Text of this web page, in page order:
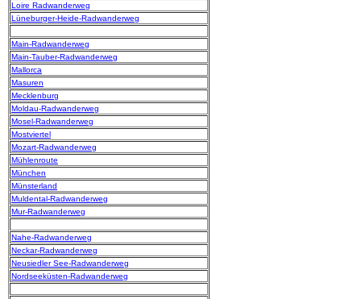
Loire Radwanderweg
Lüneburger-Heide-Radwanderweg
Main-Radwanderweg
Main-Tauber-Radwanderweg
Mallorca
Masuren
Mecklenburg
Moldau-Radwanderweg
Mosel-Radwanderweg
Mostviertel
Mozart-Radwanderweg
Mühlenroute
München
Münsterland
Muldental-Radwanderweg
Mur-Radwanderweg
Nahe-Radwanderweg
Neckar-Radwanderweg
Neusiedler See-Radwanderweg
Nordseeküsten-Radwanderweg